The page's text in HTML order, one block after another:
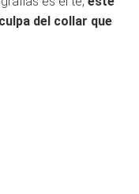
del collar que